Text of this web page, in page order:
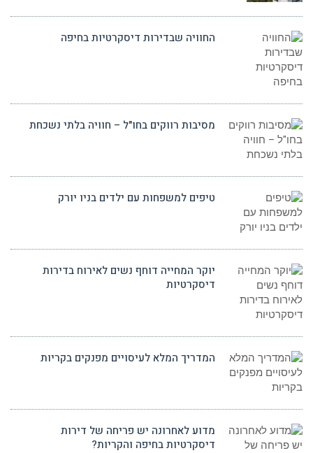
החוויה שבדירות דיסקרטיות בחיפה
מסיבות רווקים בחו"ל – חוויה בלתי נשכחת
טיפים למשפחות עם ילדים בניו יורק
יוקר המחייה דוחף נשים לאירוח בדירות
דיסקרטיות
המדריך המלא לעיסויים מפנקים בקריות
מדוע לאחרונה יש פריחה של דירות
דיסקרטיות בחיפה והקריות?